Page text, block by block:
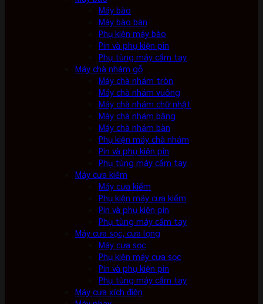
Máy bào
Máy bào bàn
Phụ kiện máy bào
Pin và phụ kiện pin
Phụ tùng máy cầm tay
Máy chà nhám gỗ
Máy chà nhám tròn
Máy chà nhám vuông
Máy chà nhám chữ nhật
Máy chà nhám băng
Máy chà nhám bàn
Phụ kiện máy chà nhám
Pin và phụ kiện pin
Phụ tùng máy cầm tay
Máy cưa kiếm
Máy cưa kiếm
Phụ kiện máy cưa kiếm
Pin và phụ kiện pin
Phụ tùng máy cầm tay
Máy cưa sọc, cưa lọng
Máy cưa sọc
Phụ kiện máy cưa sọc
Pin và phụ kiện pin
Phụ tùng máy cầm tay
Máy cưa xích điện